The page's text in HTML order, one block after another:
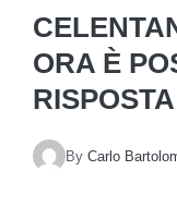
ORA È
By Carlo